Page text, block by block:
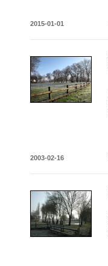
2015-01-01
2003-02-16